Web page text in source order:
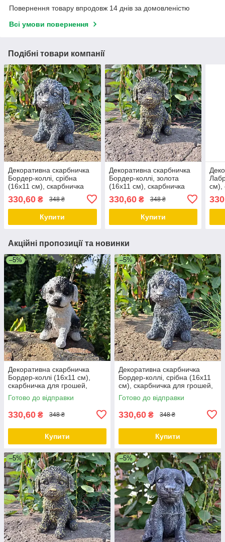
Повернення товару впродовж 14 днів за домовленістю
Всі умови повернення
Подібні товари компанії
Декоративна скарбничка
Бордер-коллі, срібна
(16х11 см), скарбничка
для грошей, скарбничка у
вигляді собачки
330,60 ₴ 348 ₴
Купити
Декоративна скарбничка
Бордер-коллі, золота
(16х11 см), скарбничка
для грошей, скарбничка у
вигляді собачки
330,60₴ 348 ₴
Купити
см),
Акційні пропозиції та новинки
–5%
Декоративна скарбничка
Бордер-коллі (16х11 см),
скарбничка для грошей,
скарбничка у вигляді собачки
Готово до відправки
330,60 ₴ 348 ₴
Купити
–5%
Декоративна скарбничка
Бордер-коллі, срібна (16х11
см), скарбничка для грошей,
скарбничка у вигляді собачки
Готово до відправки
330,60 ₴ 348 ₴
Купити
–5% –5%